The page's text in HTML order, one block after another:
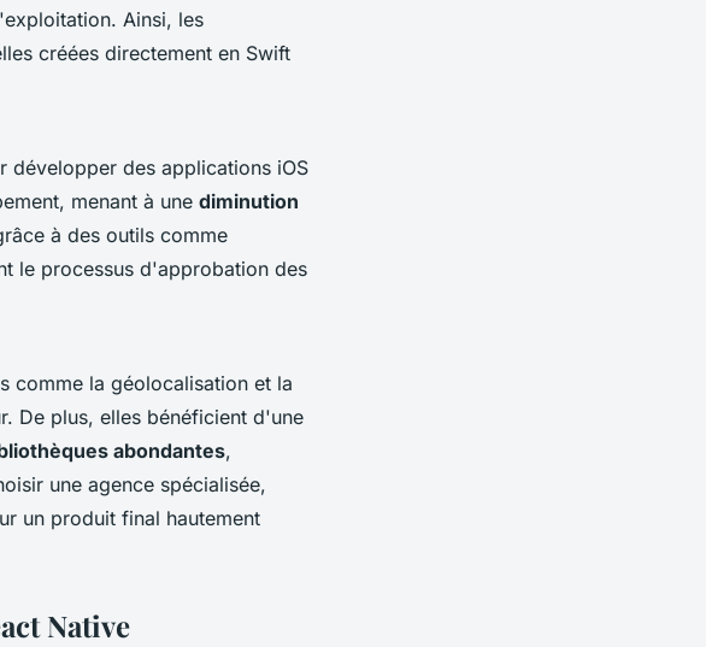
Ainsi, les
créées directement en Swift
développer des applications iOS
menant à une diminution
à des outils comme
le processus d'approbation des
comme la géolocalisation et la
De plus, elles bénéficient d'une
abondantes,
une agence spécialisée,
un produit final hautement
Native